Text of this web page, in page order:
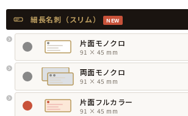
細長名刺（スリム） NEW
片面モノクロ
91 × 45 mm
両面モノクロ
91 × 45 mm
片面フルカラー
91 × 45 mm